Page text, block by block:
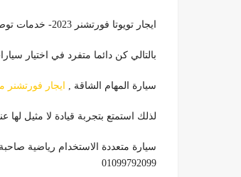
ايجار تويوتا فورتشنر 2023- خدمات توصيل ليموزين ,
بالتالي كن دائما متفرد في اختيار سيارات 4×4 لذلك تويوتا فورتشنر
سيارة المهام الشاقة , ايجار فورتشنر
لذلك استمتع بتجربة قيادة لا مثيل لها عند
سيارة متعددة الاستخدام رياضية
01099792099